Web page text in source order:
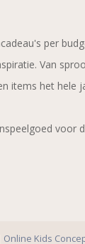
per
Van
items het hele
voor
Online Kids